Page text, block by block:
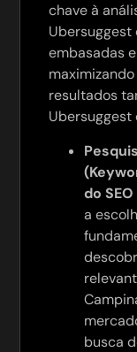
chave à
embasadas
resultados
Ubersuggest
do
a
busca